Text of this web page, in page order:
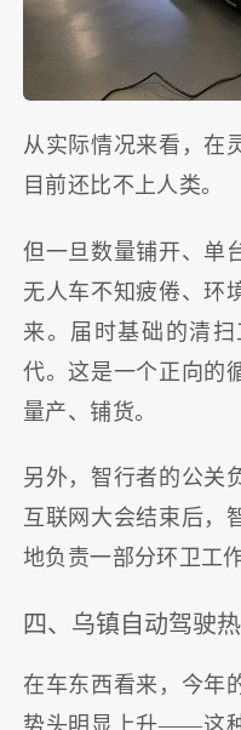
从实际情况来看，在
目前还比不上人类。
但一旦数量铺开、单
无人车不知疲倦、环
来。届时基础的清
代。这是一个正向的
量产、铺货。
另外，智行者的公关
互联网大会结束后，
地负责一部分环卫工作
四、乌镇自动驾驶
在车东西看来，今年